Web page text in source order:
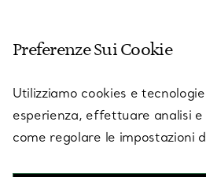
Preferenze Sui Cookie
Utilizziamo cookies e
esperienza, effettuare analisi
come regolare le impostazioni